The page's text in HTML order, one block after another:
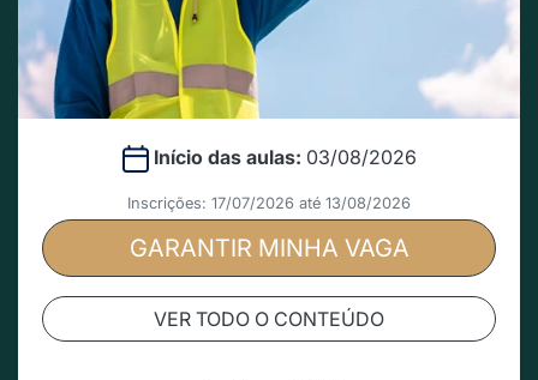
Início das aulas: 03/08/2026
Inscrições: 17/07/2026 até 13/08/2026
GARANTIR MINHA VAGA
VER TODO O CONTEÚDO